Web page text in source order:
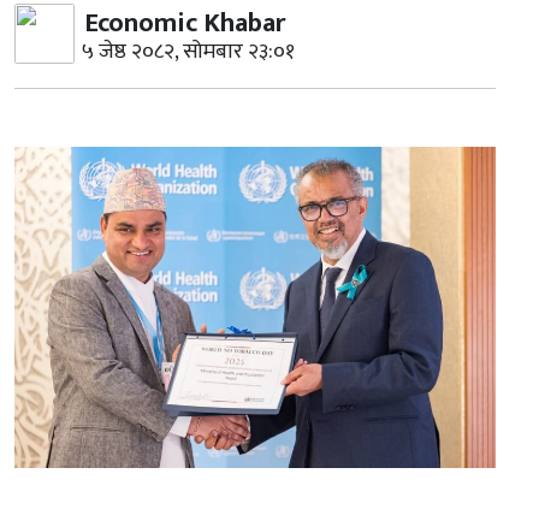
Economic Khabar
५ जेष्ठ २०८२, सोमबार २३:०१